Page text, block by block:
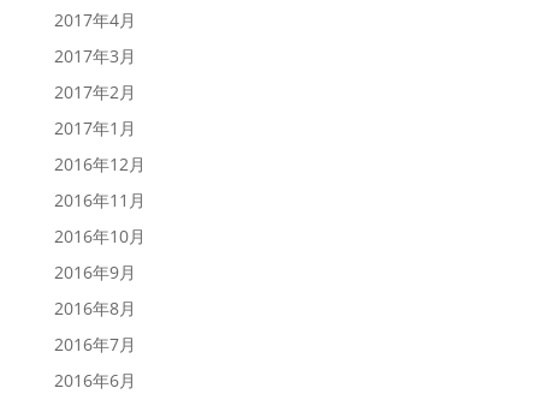
2017年4月
2017年3月
2017年2月
2017年1月
2016年12月
2016年11月
2016年10月
2016年9月
2016年8月
2016年7月
2016年6月